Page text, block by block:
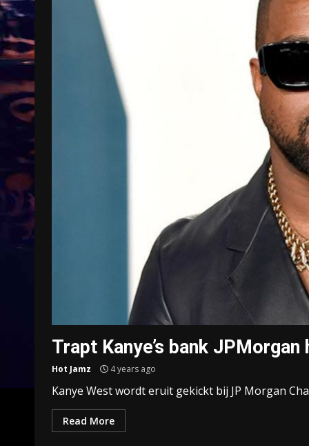
Trapt Kanye’s bank JPMorgan
Hot Jamz 4 years ago
Kanye West wordt eruit gekickt bij JP Morgan
Read More
Treinkaartjes worden duurder,
abonnementen verdwijnen